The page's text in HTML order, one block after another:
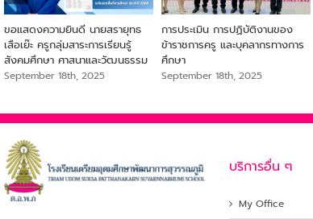
ขอแสดงความยินดี นายสรายุทธ
เสือเย๊ะ ครูกลุ่มสาระการเรียนรู้
สังคมศึกษา ศาสนาและวัฒนธรรม
September 18th, 2025
การประเมิน การปฏิบัติงานของ
ข้าราชการครู และบุคลากรทางการ
ศึกษา
September 18th, 2025
บริการอื่น ๆ
My Office